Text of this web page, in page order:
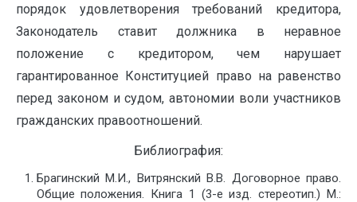
порядок удовлетворения требований кредитора,
Законодатель ставит должника в неравное
положение с кредитором, чем нарушает
гарантированное Конституцией право на равенство
перед законом и судом, автономии воли участников
гражданских правоотношений.
Библиография:
Брагинский М.И., Витрянский В.В. Договорное право.
Общие положения. Книга 1 (3-е изд. стереотип.) М.: